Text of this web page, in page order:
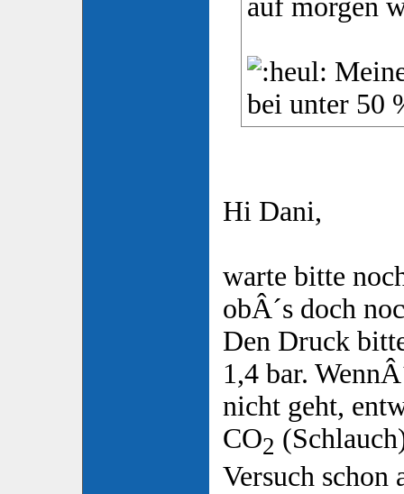
auf morgen
bei unter 50
Hi Dani,
warte bitte
obÂ´s doch
Den Druck
1,4 bar.
nicht geht,
CO2
Versuch schon